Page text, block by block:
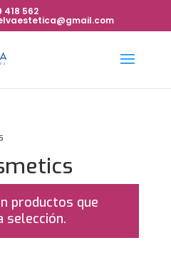
418 562
productos que
selección.